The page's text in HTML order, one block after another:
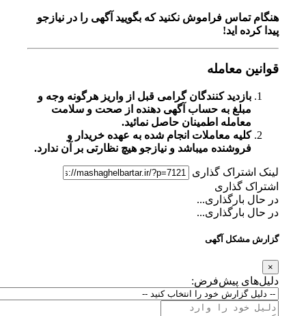
هنگام تماس فراموش نکنید که بگویید آگهی را در نیازجو
پیدا کرده اید!
قوانین معامله
بازدید کنندگان گرامی قبل از واریز هرگونه وجه و
مبلغ به حساب آگهی دهنده از صحت و سلامت
معامله اطمینان حاصل نمائید.
کلیه معاملات انجام شده به عهده خریدار و
فروشنده میباشد و نیازجو هیچ نظارتی بر آن ندارد.
لینک اشتراک گذاری
اشتراک گذاری
در حال بارگذاری...
در حال بارگذاری...
گزارش مشکل آگهی
دلیل‌های پیش‌فرض: